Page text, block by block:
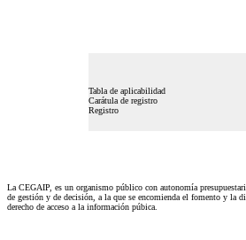
Tabla de aplicabilidad
Carátula de registro
Registro
La CEGAIP, es un organismo público con autonomía
de gestión y de decisión, a la que se encomienda el fomento y la
derecho de acceso a la información púbica.